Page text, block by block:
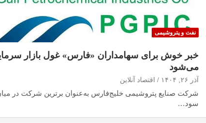
نفت و پتروشیمی
می‌شود
آذر ۲۶, ۱۴۰۴ اقتصاد آنلاین
سود…